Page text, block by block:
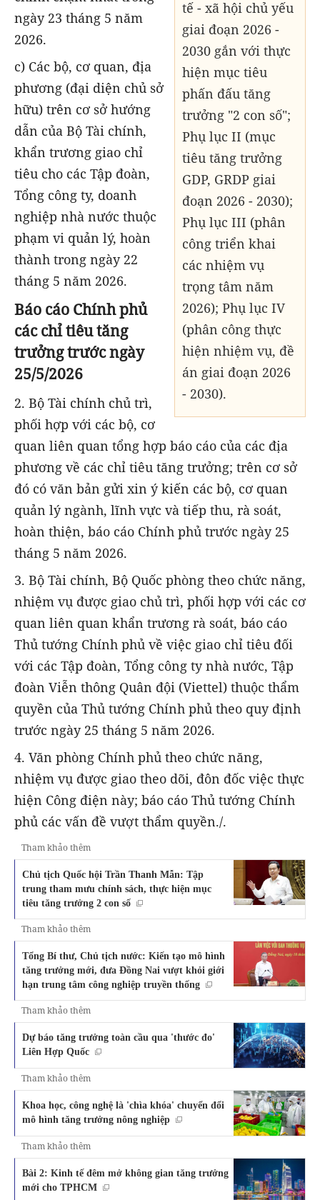
tế - xã hội chủ yếu
giai đoạn 2026 -
2030 gắn với thực
hiện mục tiêu
phấn đấu tăng
trưởng "2 con số";
Phụ lục II (mục
tiêu tăng trưởng
GDP, GRDP giai
đoạn 2026 - 2030);
Phụ lục III (phân
công triển khai
các nhiệm vụ
trọng tâm năm
2026); Phụ lục IV
(phân công thực
hiện nhiệm vụ, đề
án giai đoạn 2026
- 2030).
ngày 23 tháng 5 năm
2026.
c) Các bộ, cơ quan, địa
phương (đại diện chủ sở
hữu) trên cơ sở hướng
dẫn của Bộ Tài chính,
khẩn trương giao chỉ
tiêu cho các Tập đoàn,
Tổng công ty, doanh
nghiệp nhà nước thuộc
phạm vi quản lý, hoàn
thành trong ngày 22
tháng 5 năm 2026.
Báo cáo Chính phủ
các chỉ tiêu tăng
trưởng trước ngày
25/5/2026
2. Bộ Tài chính chủ trì,
phối hợp với các bộ, cơ
quan liên quan tổng hợp báo cáo của các địa
phương về các chỉ tiêu tăng trưởng; trên cơ sở
đó có văn bản gửi xin ý kiến các bộ, cơ quan
quản lý ngành, lĩnh vực và tiếp thu, rà soát,
hoàn thiện, báo cáo Chính phủ trước ngày 25
tháng 5 năm 2026.
3. Bộ Tài chính, Bộ Quốc phòng theo chức năng,
nhiệm vụ được giao chủ trì, phối hợp với các cơ
quan liên quan khẩn trương rà soát, báo cáo
Thủ tướng Chính phủ về việc giao chỉ tiêu đối
với các Tập đoàn, Tổng công ty nhà nước, Tập
đoàn Viễn thông Quân đội (Viettel) thuộc thẩm
quyền của Thủ tướng Chính phủ theo quy định
trước ngày 25 tháng 5 năm 2026.
4. Văn phòng Chính phủ theo chức năng,
nhiệm vụ được giao theo dõi, đôn đốc việc thực
hiện Công điện này; báo cáo Thủ tướng Chính
phủ các vấn đề vượt thẩm quyền./.
Tham khảo thêm
Chủ tịch Quốc hội Trần Thanh Mẫn: Tập
trung tham mưu chính sách, thực hiện mục
tiêu tăng trưởng 2 con số
Tham khảo thêm
Tổng Bí thư, Chủ tịch nước: Kiến tạo mô hình
tăng trưởng mới, đưa Đồng Nai vượt khỏi giới
hạn trung tâm công nghiệp truyền thống
Tham khảo thêm
Dự báo tăng trưởng toàn cầu qua 'thước đo'
Liên Hợp Quốc
Tham khảo thêm
Khoa học, công nghệ là 'chìa khóa' chuyển đổi
mô hình tăng trưởng nông nghiệp
Tham khảo thêm
Bài 2: Kinh tế đêm mở không gian tăng trưởng
mới cho TPHCM